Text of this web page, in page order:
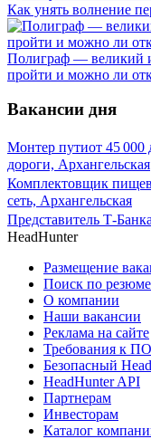
Как унять волнение
Полиграф — великий
пройти и можно ли
Вакансии дня
Монтер путиот 45 000
дороги, Архангельская
Комплектовщик
сеть, Архангельская
Представитель Т-Банка
HeadHunter
Размещение
Поиск по резюме
О компании
Наши вакансии
Реклама на сайте
Требования к ПО
Безопасный
HeadHunter API
Партнерам
Инвесторам
Каталог